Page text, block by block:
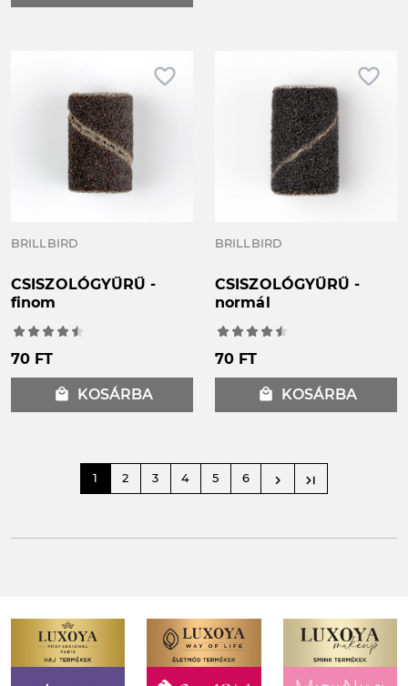
favorite_border
BRILLBIRD
CSISZOLÓGYŰRŰ -
finom
70 FT
local_mall KOSÁRBA
favorite_border
BRILLBIRD
CSISZOLÓGYŰRŰ -
normál
70 FT
local_mall KOSÁRBA
1 2 3 4 5 6 navigate_next last_page